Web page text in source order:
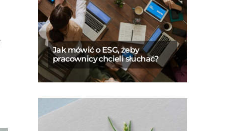
Jak mówić o ESG, żeby
pracownicy chcieli słuchać?